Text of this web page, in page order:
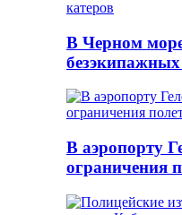
В Черном
безэкипажных
В аэропорту
ограничения